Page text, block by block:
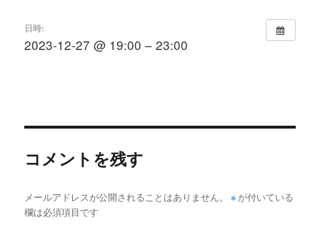
日時:
2023-12-27 @ 19:00 – 23:00
コメントを残す
メールアドレスが公開されることはありません。 ※ が付いている
欄は必須項目です